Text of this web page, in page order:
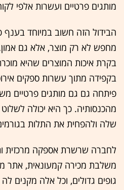
מותגים פרטיים ועשרות אלפי
מחפש לא רק מוצר, אלא גם
בקרת איכות המוצרים שהיא
בקפידה מתוך עשרות ספקים
מהכנסותיה. כך היא יכולה לשלוט
שלה ולהפחית את התלות
לחברה שרשרת אספקה מרכזית
משלבת מכירה קמעונאית, אתר
גופים גדולים, וכל אלה מקנים